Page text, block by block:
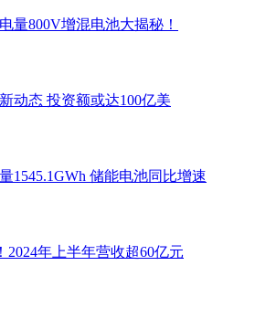
量800V增混电池大揭秘！
动态 投资额或达100亿美
1545.1GWh 储能电池同比增速
2024年上半年营收超60亿元